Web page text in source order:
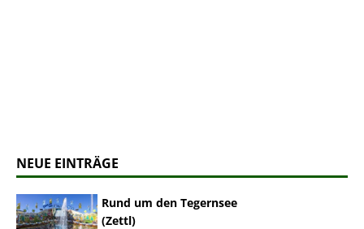
NEUE EINTRÄGE
Rund um den Tegernsee
(Zettl)